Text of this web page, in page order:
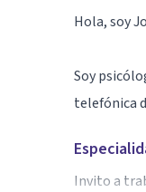
Hola, soy
Soy
telefónica
Invito a